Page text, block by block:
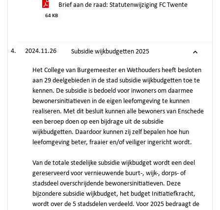
Brief aan de raad: Statutenwijziging FC Twente
64 KB
2024.11.26 Subsidie wijkbudgetten 2025
Het College van Burgemeester en Wethouders heeft besloten
aan 29 deelgebieden in de stad subsidie wijkbudgetten toe te
kennen. De subsidie is bedoeld voor inwoners om daarmee
bewonersinitiatieven in de eigen leefomgeving te kunnen
realiseren. Met dit besluit kunnen alle bewoners van Enschede
een beroep doen op een bijdrage uit de subsidie
wijkbudgetten. Daardoor kunnen zij zelf bepalen hoe hun
leefomgeving beter, fraaier en/of veiliger ingericht wordt.
Van de totale stedelijke subsidie wijkbudget wordt een deel
gereserveerd voor vernieuwende buurt-, wijk-, dorps- of
stadsdeel overschrijdende bewonersinitiatieven. Deze
bijzondere subsidie wijkbudget, het budget Initiatiefkracht,
wordt over de 5 stadsdelen verdeeld. Voor 2025 bedraagt de